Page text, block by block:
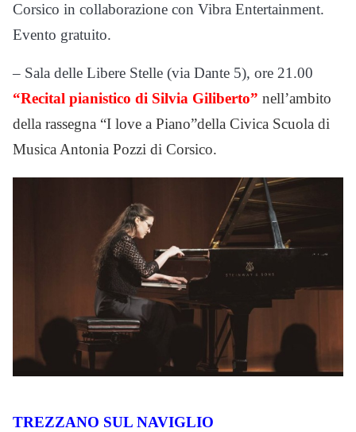
Corsico in collaborazione con Vibra Entertainment.
Evento gratuito.
– Sala delle Libere Stelle (via Dante 5), ore 21.00
“Recital pianistico di Silvia Giliberto” nell’ambito
della rassegna “I love a Piano”della Civica Scuola di
Musica Antonia Pozzi di Corsico.
TREZZANO SUL NAVIGLIO